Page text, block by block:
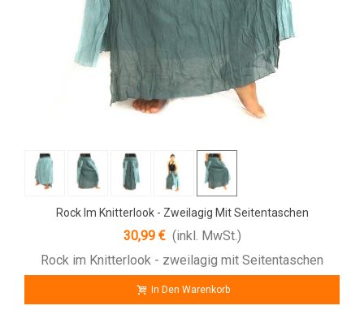
Rock Im Knitterlook - Zweilagig Mit Seitentaschen
30,99 € (inkl. MwSt.)
Rock im Knitterlook - zweilagig mit Seitentaschen
In Den Warenkorb